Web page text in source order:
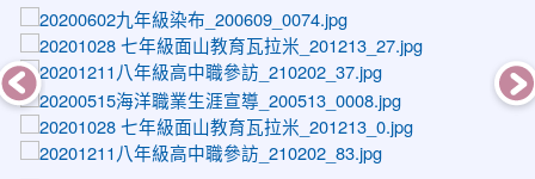
photo-1010
photo-1337
photo-1587
photo-1459
photo-1243